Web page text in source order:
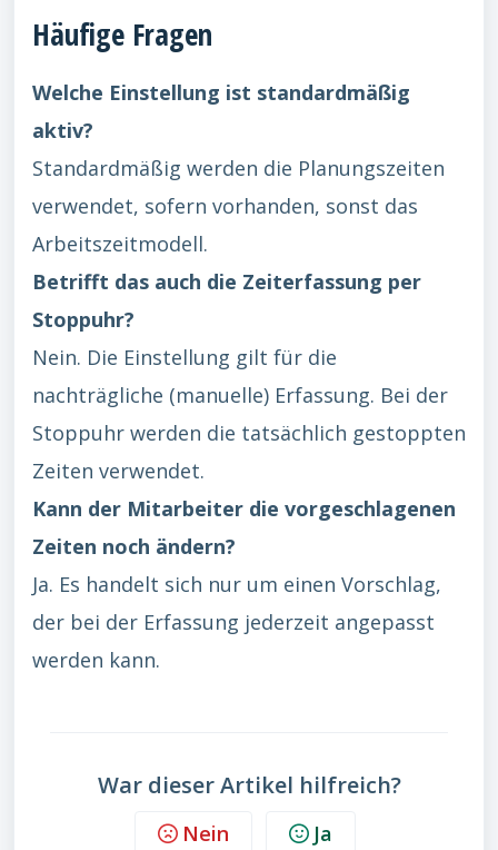
Häufige Fragen
Welche Einstellung ist standardmäßig
aktiv?
Standardmäßig werden die Planungszeiten
verwendet, sofern vorhanden, sonst das
Arbeitszeitmodell.
Betrifft das auch die Zeiterfassung per
Stoppuhr?
Nein. Die Einstellung gilt für die
nachträgliche (manuelle) Erfassung. Bei der
Stoppuhr werden die tatsächlich gestoppten
Zeiten verwendet.
Kann der Mitarbeiter die vorgeschlagenen
Zeiten noch ändern?
Ja. Es handelt sich nur um einen Vorschlag,
der bei der Erfassung jederzeit angepasst
werden kann.
War dieser Artikel hilfreich?
Nein Ja